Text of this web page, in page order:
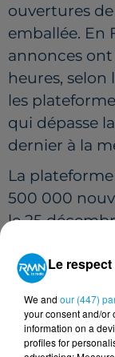
ouvertures de
emballée. En
annonces
heures,
les
qui dépasse
dernier à la
La
500 000
le 25
“400 % par
jours suivant
annonces
décembre
Le
We and our (447)
your consent and/or
information on a
profiles for